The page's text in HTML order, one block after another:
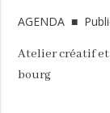
AGENDA ■
Atelier créatif
bourg